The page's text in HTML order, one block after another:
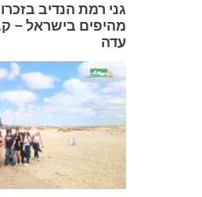
גני רמת הנדיב
מהיפים בישראל –
עדה